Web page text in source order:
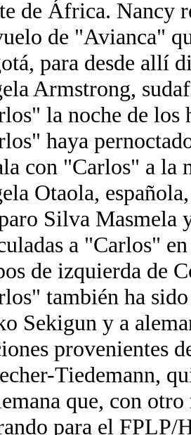
de África. Nancy
de "Avianca"
para desde allí
Armstrong,
la noche de los
haya
con "Carlos" a la
Otaola,
Silva Masmela
a "Carlos"
de izquierda de
también ha
Sekigun y a
provenientes
Tiedemann,
que, con
para el FPLP/